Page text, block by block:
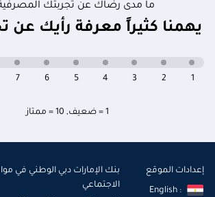
ما مدى رضاك عن تجربتك
يهمنا كثيراً معرفة رأيك عن
1 = ضعيف , 10 = ممتاز
7 6 5 4 3 2 1
إعدادات الموقع
English :
بنك الإمارات دبي الوطني في
الاجتماعي